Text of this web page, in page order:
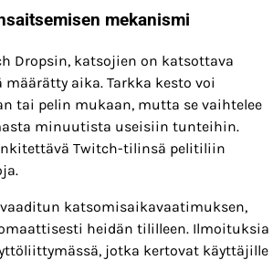
mekanismi
Dropsin, katsojien on katsottava
aika. Tarkka kesto voi
tai pelin mukaan, mutta se vaihtelee
minuutista useisiin tunteihin.
Twitch-tilinsä pelitiliin
katsomisaikavaatimuksen,
heidän tililleen. Ilmoituksia
jotka kertovat käyttäjille